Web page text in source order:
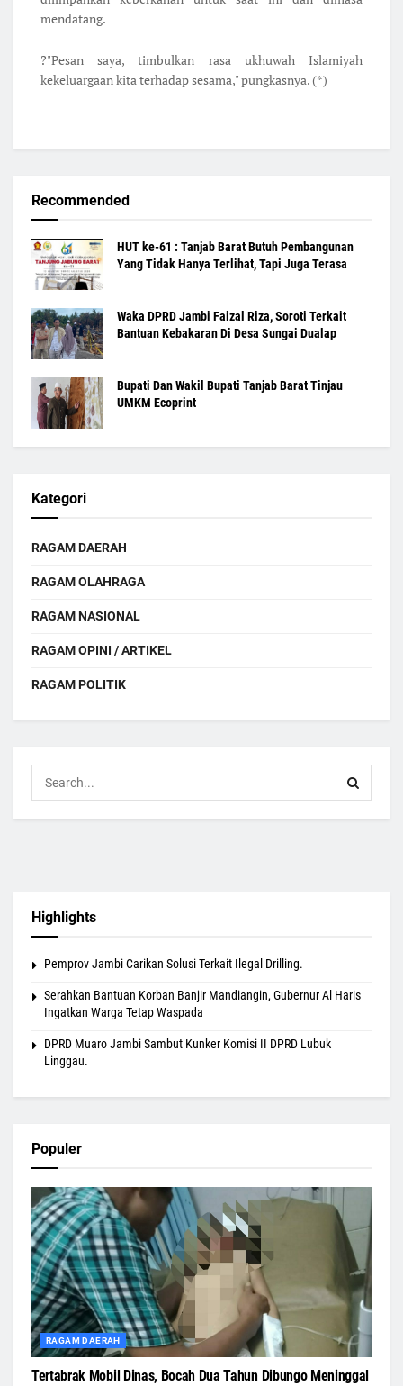
mendatang.
?"Pesan saya, timbulkan rasa ukhuwah Islamiyah
kekeluargaan kita terhadap sesama," pungkasnya. (*)
Recommended
HUT ke-61 : Tanjab Barat Butuh Pembangunan
Yang Tidak Hanya Terlihat, Tapi Juga Terasa
Waka DPRD Jambi Faizal Riza, Soroti Terkait
Bantuan Kebakaran Di Desa Sungai Dualap
Bupati Dan Wakil Bupati Tanjab Barat Tinjau
UMKM Ecoprint
Kategori
RAGAM DAERAH
RAGAM OLAHRAGA
RAGAM NASIONAL
RAGAM OPINI / ARTIKEL
RAGAM POLITIK
Highlights
Pemprov Jambi Carikan Solusi Terkait Ilegal Drilling.
Serahkan Bantuan Korban Banjir Mandiangin, Gubernur Al Haris
Ingatkan Warga Tetap Waspada
DPRD Muaro Jambi Sambut Kunker Komisi II DPRD Lubuk
Linggau.
Populer
RAGAM DAERAH
Tertabrak Mobil Dinas, Bocah Dua Tahun Dibungo Meninggal